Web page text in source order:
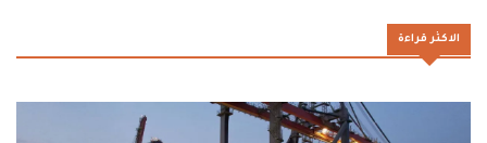
الاكثر قراءة